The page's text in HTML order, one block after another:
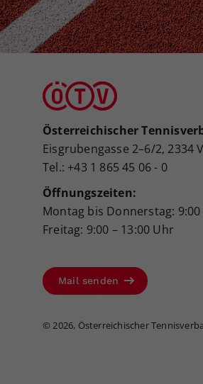
Österreichischer
Eisgrubengasse 2–6/2, 2334
Tel.: +43 1 865 45 06 - 0
Öffnungszeiten:
Montag bis Donnerstag: 9:00
Freitag: 9:00 – 13:00 Uhr
Mail senden
© 2026, Österreichischer